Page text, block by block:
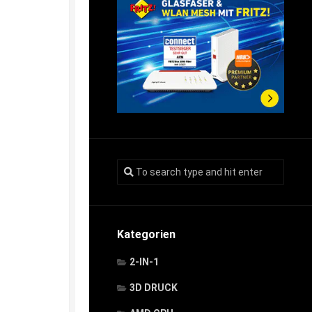
Kategorien
2-IN-1
3D DRUCK